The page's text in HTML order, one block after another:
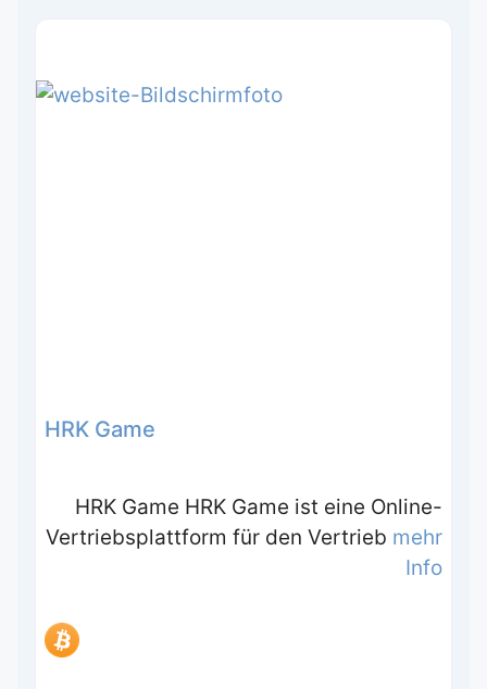
HRK Game
HRK Game HRK Game ist eine Online-
Vertriebsplattform für den Vertrieb mehr
Info